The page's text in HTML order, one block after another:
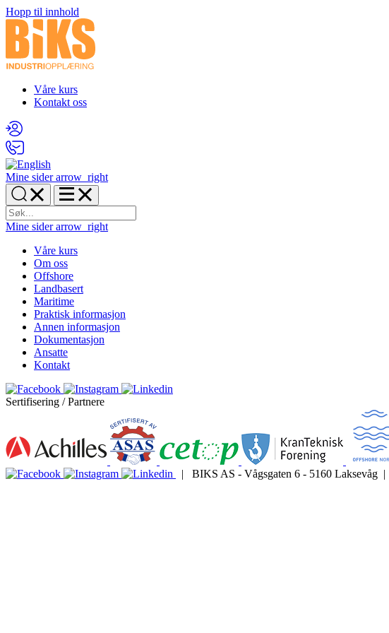
Hopp til innhold
Våre kurs
Kontakt oss
Mine sider arrow_right
Mine sider arrow_right
Våre kurs
Om oss
Offshore
Landbasert
Maritime
Praktisk informasjon
Annen informasjon
Dokumentasjon
Ansatte
Kontakt
Sertifisering / Partnere
| BIKS AS - Vågsgaten 6 - 5160 Laksevåg |